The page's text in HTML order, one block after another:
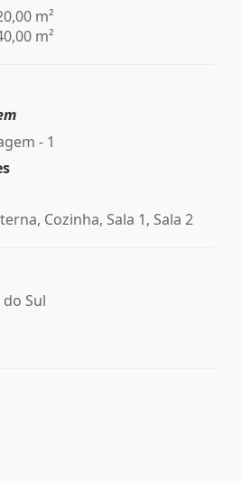
m²
m²
- 1
Cozinha, Sala 1, Sala 2
Sul